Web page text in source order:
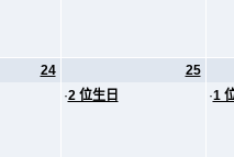
24
25
·2 位生日 ·1